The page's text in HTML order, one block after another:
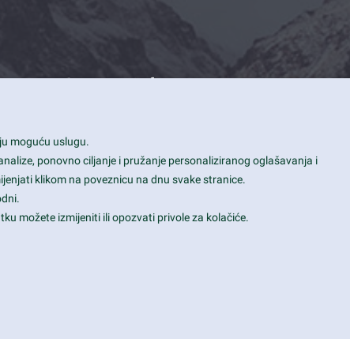
Contact Info
View, CA 94043
+1 650-253-0000
Daily: 9:00 am - 6:00 pm
moguću uslugu.
ponovno ciljanje i pružanje personaliziranog oglašavanja i
klikom na poveznicu na dnu svake stranice.
možete izmijeniti ili opozvati privole za kolačiće.